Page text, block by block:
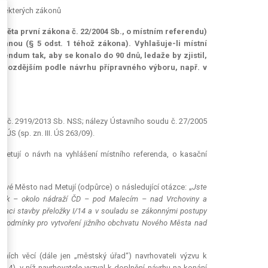
zákonů
věta první zákona č. 22/2004 Sb., o místním referendu)
(§ 5 odst. 1 téhož zákona). Vyhlašuje-li místní
tak, aby se konalo do 90 dnů, ledaže by zjistil,
podle návrhu přípravného výboru, např. v
č. 2919/2013 Sb. NSS; nálezy Ústavního soudu č. 27/2005
ÚS (sp. zn. III. ÚS 263/09).
o návrh na vyhlášení místního referenda, o kasační
Město nad Metují (odpůrce) o následující otázce: „Jste
– okolo nádraží ČD – pod Malecím – nad Vrchoviny a
stavby přeložky I/14 a v souladu se zákonnými postupy
pro vytvoření jižního obchvatu Nového Města nad
věcí (dále jen „městský úřad“) navrhovateli výzvu k